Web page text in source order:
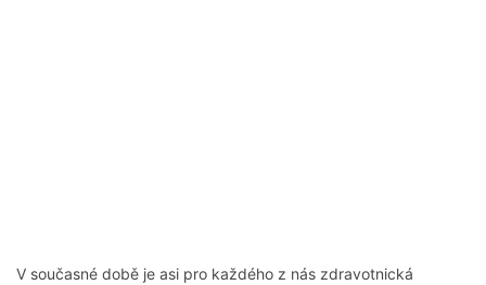
V současné době je asi pro každého z nás zdravotnická